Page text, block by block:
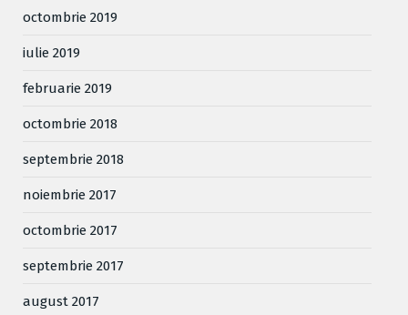
octombrie 2019
iulie 2019
februarie 2019
octombrie 2018
septembrie 2018
noiembrie 2017
octombrie 2017
septembrie 2017
august 2017